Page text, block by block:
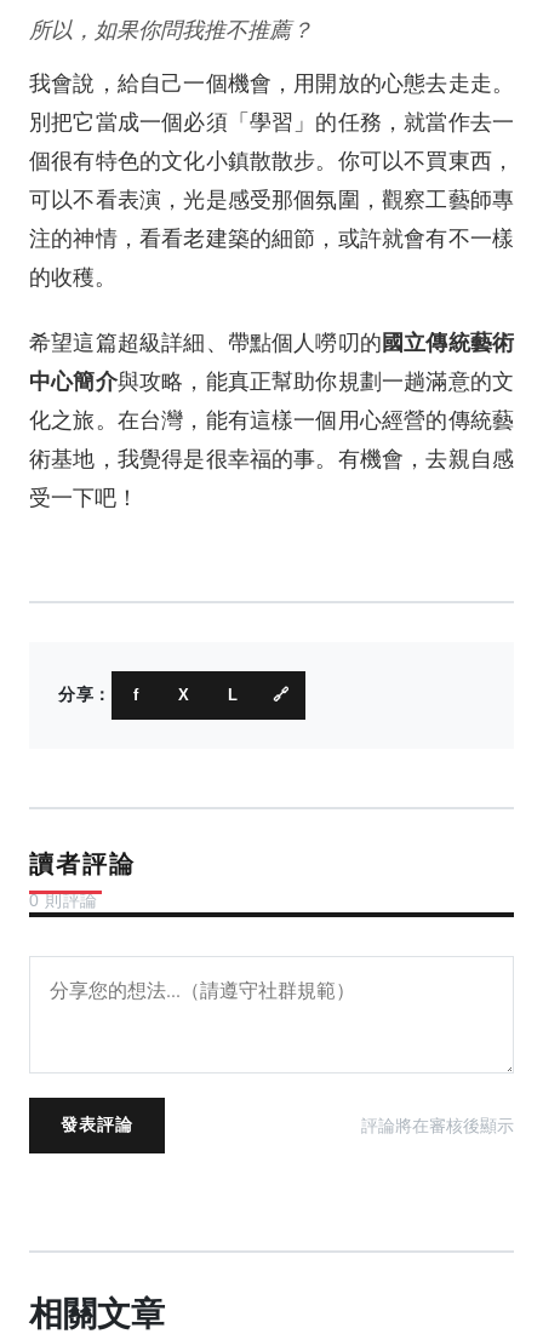
所以，如果你問我推不推薦？
我會說，給自己一個機會，用開放的心態去走走。
別把它當成一個必須「學習」的任務，就當作去一
個很有特色的文化小鎮散散步。你可以不買東西，
可以不看表演，光是感受那個氛圍，觀察工藝師專
注的神情，看看老建築的細節，或許就會有不一樣
的收穫。
希望這篇超級詳細、帶點個人嘮叨的國立傳統藝術
中心簡介與攻略，能真正幫助你規劃一趟滿意的文
化之旅。在台灣，能有這樣一個用心經營的傳統藝
術基地，我覺得是很幸福的事。有機會，去親自感
受一下吧！
分享： f X L 🔗
讀者評論
0 則評論
發表評論 評論將在審核後顯示
相關文章